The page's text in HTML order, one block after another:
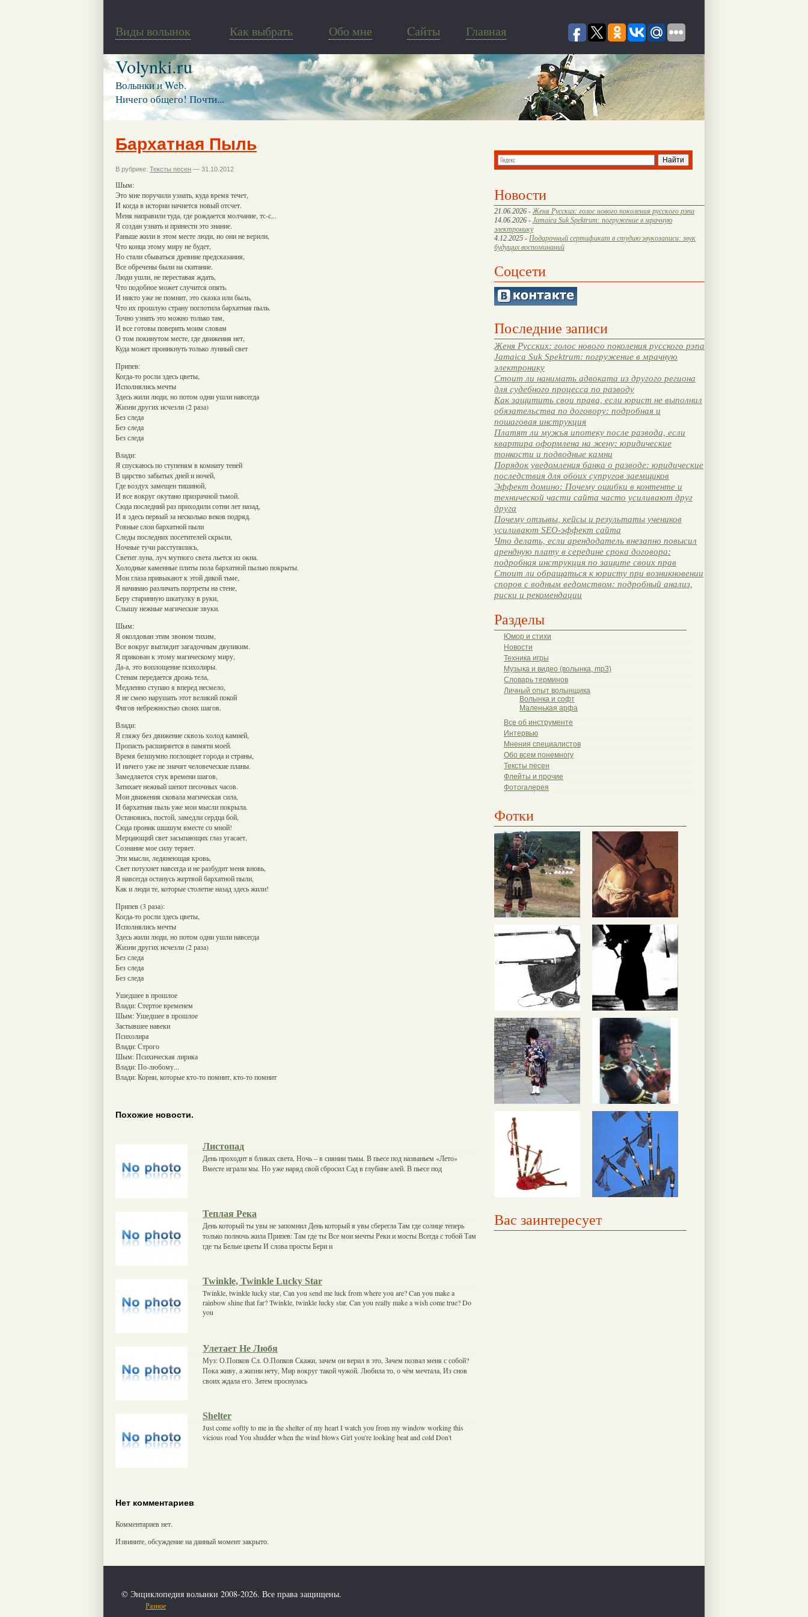
Виды волынок Как выбрать Обо мне Cайты Главная
Volynki.ru
Волынки и Web.
Ничего общего! Почти...
Новости
21.06.2026 - Женя Русских: голос нового поколения русского рэпа
14.06.2026 - Jamaica Suk Spektrum: погружение в мрачную
электронику
4.12.2025 - Подарочный сертификат в студию звукозаписи: звук
будущих воспоминаний
Соцсети
Последние записи
Женя Русских: голос нового поколения русского рэпа
Jamaica Suk Spektrum: погружение в мрачную
электронику
Стоит ли нанимать адвоката из другого региона
для судебного процесса по разводу
Как защитить свои права, если юрист не выполнил
обязательства по договору: подробная и
пошаговая инструкция
Платят ли мужья ипотеку после развода, если
квартира оформлена на жену: юридические
тонкости и подводные камни
Порядок уведомления банка о разводе: юридические
последствия для обоих супругов заемщиков
Эффект домино: Почему ошибки в контенте и
технической части сайта часто усиливают друг
друга
Почему отзывы, кейсы и результаты учеников
усиливают SEO-эффект сайта
Что делать, если арендодатель внезапно повысил
арендную плату в середине срока договора:
подробная инструкция по защите своих прав
Стоит ли обращаться к юристу при возникновении
споров с водным ведомством: подробный анализ,
риски и рекомендации
Разделы
Юмор и стихи
Новости
Техника игры
Музыка и видео (волынка, mp3)
Словарь терминов
Личный опыт волынщика
Волынка и софт
Маленькая арфа
Все об инструменте
Интервью
Мнения специалистов
Обо всем понемногу
Тексты песен
Флейты и прочие
Фотогалерея
Фотки
Вас заинтересует
Бархатная Пыль
В рубрике: Тексты песен — 31.10.2012
Шым:
Это мне поручили узнать, куда время течет,
И когда в истории начнется новый отсчет.
Меня направили туда, где рождается молчание, тс-с...
Я создан узнать и принести это знание.
Раньше жили в этом месте люди, но они не верили,
Что конца этому миру не будет,
Но стали сбываться древние предсказания,
Все обречены были на скитание.
Люди ушли, не переставая ждать,
Что подобное может случится опять.
И никто уже не помнит, это сказка или быль,
Что их прошлую страну поглотила бархатная пыль.
Точно узнать это можно только там,
И все готовы поверить моим словам
О том покинутом месте, где движения нет,
Куда может проникнуть только лунный свет
Припев:
Когда-то росли здесь цветы,
Исполнялись мечты
Здесь жили люди, но потом одни ушли навсегда
Жизни других исчезли (2 раза)
Без следа
Без следа
Без следа
Влади:
Я спускаюсь по ступеням в комнату теней
В царство забытых дней и ночей,
Где воздух замещен тишиной,
И все вокруг окутано призрачной тьмой.
Сюда последний раз приходили сотни лет назад,
И я здесь первый за несколько веков подряд.
Ровные слои бархатной пыли
Следы последних посетителей скрыли,
Ночные тучи расступились,
Светит луна, луч мутного света льется из окна.
Холодные каменные плиты пола бархатной пылью покрыты.
Мои глаза привыкают к этой дикой тьме,
Я начинаю различать портреты на стене,
Беру старинную шкатулку в руки,
Слышу нежные магические звуки.
Шым:
Я околдован этим звоном тихим,
Все вокруг выглядит загадочным двуликим.
Я прикован к этому магическому миру,
Да-а, это воплощение психолиры.
Стенам передается дрожь тела,
Медленно ступаю я вперед несмело,
Я не смею нарушать этот великий покой
Фигов небрежностью своих шагов.
Влади:
Я гляжу без движение сквозь холод камней,
Пропасть расширяется в памяти моей.
Время безшумно поглощяет города и страны,
И ничего уже не значят человеческие планы.
Замедляется стук времени шагов,
Затихает нежный шепот песочных часов.
Мои движения сковала магическая сила,
И бархатная пыль уже мои мысли покрыла.
Остановись, постой, замедли сердца бой,
Сюда проник шшшум вместе со мной!
Мерцающий свет засыпающих глаз угасает,
Сознание мое силу теряет.
Эти мысли, ледянеющая кровь,
Свет потухнет навсегда и не разбудит меня вновь,
Я навсегда останусь жертвой бархатной пыли,
Как и люди те, которые столетие назад здесь жили!
Припев (3 раза):
Когда-то росли здесь цветы,
Исполнялись мечты
Здесь жили люди, но потом одни ушли навсегда
Жизни других исчезли (2 раза)
Без следа
Без следа
Без следа
Ушедшее в прошлое
Влади: Стертое временем
Шым: Ушедшее в прошлое
Застывшее навеки
Психолира
Влади: Строго
Шым: Психическая лирика
Влади: По-любому...
Влади: Корни, которые кто-то помнит, кто-то помнит
Похожие новости.
Листопад
День проходит в бликах света, Ночь – в сиянии тьмы. В пьесе под названьем «Лето»
Вместе играли мы. Но уже наряд свой сбросил Сад в глубине алей. В пьесе под
Теплая Река
День который ты увы не запомнил День который я увы сберегла Там где солнце теперь
только полночь жила Припев: Там где ты Все мои мечты Реки и мосты Всегда с тобой Там
где ты Белые цветы И слова просты Бери и
Twinkle, Twinkle Lucky Star
Twinkle, twinkle lucky star, Can you send me luck from where you are? Can you make a
rainbow shine that far? Twinkle, twinkle lucky star. Can you really make a wish come true? Do
you
Улетает Не Любя
Муз: О.Попков Сл. О.Попков Скажи, зачем он верил в это, Зачем позвал меня с собой?
Пока живу, а жизни нету, Мир вокруг такой чужой. Любила то, о чём мечтала, Из снов
своих ждала его. Затем проснулась
Shelter
Just come softly to me in the shelter of my heart I watch you from my window working this
vicious road You shudder when the wind blows Girl you're looking beat and cold Don't
Нет комментариев
Комментариев нет.
Извините, обсуждение на данный момент закрыто.
© Энциклопедия волынки 2008-2026. Все права защищены.
Разное